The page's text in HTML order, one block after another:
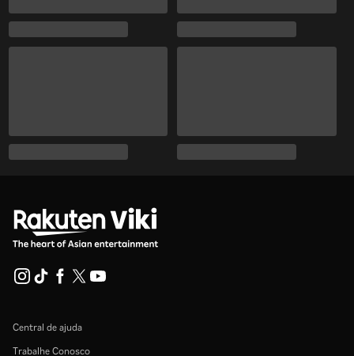
Central de ajuda
Trabalhe Conosco